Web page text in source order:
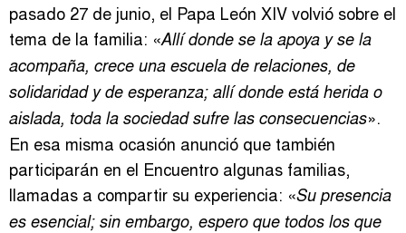
pasado 27 de junio, el Papa León XIV volvió sobre el
tema de la familia: «Allí donde se la apoya y se la
acompaña, crece una escuela de relaciones, de
solidaridad y de esperanza; allí donde está herida o
aislada, toda la sociedad sufre las consecuencias».
En esa misma ocasión anunció que también
participarán en el Encuentro algunas familias,
llamadas a compartir su experiencia: «Su presencia
es esencial; sin embargo, espero que todos los que